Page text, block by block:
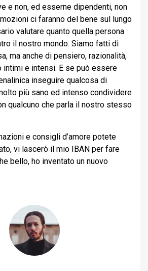
e non, ed esserne dipendenti, non
ci faranno del bene sul lungo
valutare quanto quella persona
il nostro mondo. Siamo fatti di
ma anche di pensiero, razionalità,
e intensi. E se può essere
inseguire qualcosa di
più sano ed intenso condividere
qualcuno che parla il nostro stesso
e consigli d’amore potete
vi lascerò il mio IBAN per fare
bello, ho inventato un nuovo